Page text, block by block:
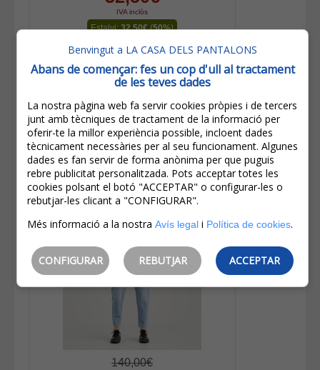
IVA inclòs
Estalvi:32,50€(50%)
Levi's® 501® Short Texà De Dona
56327-0243 Blanc
Altres productes de la mateixa marca
140,00€
Benvingut a LA CASA DELS PANTALONS
Abans de començar: fes un cop d'ull al tractament
de les teves dades
La nostra pàgina web fa servir cookies pròpies i de tercers
junt amb tècniques de tractament de la informació per
oferir-te la millor experiència possible, incloent dades
tècnicament necessàries per al seu funcionament. Algunes
dades es fan servir de forma anònima per que puguis
rebre publicitat personalitzada. Pots acceptar totes les
cookies polsant el botó "ACCEPTAR" o configurar-les o
rebutjar-les clicant a "CONFIGURAR".
Més informació a la nostra Avís legali Política de cookies.
CONFIGURAR REBUTJAR ACCEPTAR